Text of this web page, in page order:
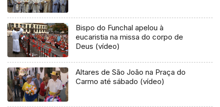
Bispo do Funchal apelou à
eucaristia na missa do corpo de
Deus (vídeo)
Altares de São João na Praça do
Carmo até sábado (vídeo)